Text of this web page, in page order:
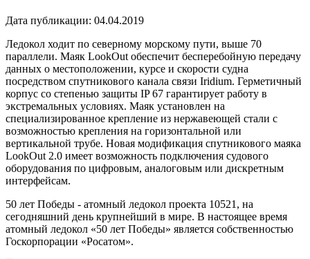
Дата публикации: 04.04.2019
Ледокол ходит по северному морскому пути, выше 70
параллели. Маяк LookOut обеспечит бесперебойную передачу
данных о местоположении, курсе и скорости судна
посредством спутникового канала связи Iridium. Герметичный
корпус со степенью защиты IP 67 гарантирует работу в
экстремальных условиях. Маяк установлен на
специализированное крепление из нержавеющей стали с
возможностью крепления на горизонтальной или
вертикальной трубе. Новая модификация спутникового маяка
LookOut 2.0 имеет возможность подключения судового
оборудования по цифровым, аналоговым или дискретным
интерфейсам.
50 лет Победы - атомный ледокол проекта 10521, на
сегодняшний день крупнейший в мире. В настоящее время
атомный ледокол «50 лет Победы» является собственностью
Госкорпорации «Росатом».